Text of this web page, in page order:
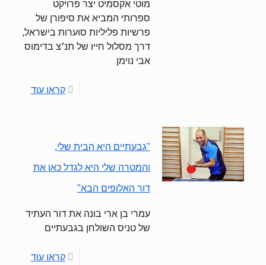
מוטי אקסמיט יצר פרויקט
ספרותי המביא את סיפורן של
פרשיות פליליות סוערות בישראל,
דרך מסלול חייו של תנ"צ בדימוס
אבי נוימן
קראו עוד
"גבעתיים היא הבית שלי,
והמטרה שלי היא לגדל כאן את
דור האלופים הבא"
עמרי בן ארי בונה את דור העתיד
של טניס השולחן בגבעתיים
קראו עוד